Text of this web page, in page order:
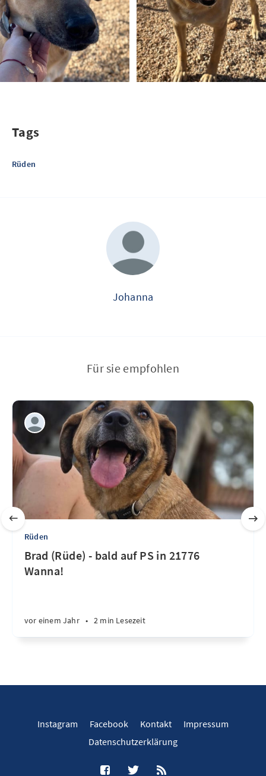
Tags
Rüden
Johanna
Für sie empfohlen
Rüden
Brad (Rüde) - bald auf PS in 21776
Wanna!
vor einem Jahr • 2 min Lesezeit
Instagram Facebook Kontakt
Impressum
Datenschutzerklärung